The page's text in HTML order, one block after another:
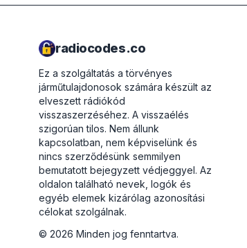
radiocodes.co
Ez a szolgáltatás a törvényes
járműtulajdonosok számára készült az
elveszett rádiókód
visszaszerzéséhez. A visszaélés
szigorúan tilos. Nem állunk
kapcsolatban, nem képviselünk és
nincs szerződésünk semmilyen
bemutatott bejegyzett védjeggyel. Az
oldalon található nevek, logók és
egyéb elemek kizárólag azonosítási
célokat szolgálnak.
© 2026 Minden jog fenntartva.